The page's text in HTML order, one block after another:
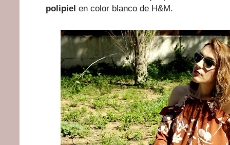
polipiel en color blanco de H&M.